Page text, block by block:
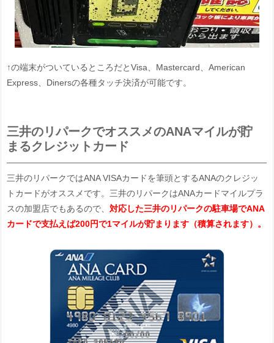
↑の端末がついているところだとVisa、Mastercard、American
Express、Dinersの各種タッチ決済が可能です。
三井のリパークでオススメのANAマイルが貯
まるクレジットカード
三井のリパークではANA VISAカードを筆頭とするANAのクレジッ
トカードがオススメです。三井のリパークはANAカードマイルプラ
スの加盟店でもあるので、対応した三井のリパークの駐車場でANA
カードで支払えば200円で1マイルが貯まります（積算されます）。